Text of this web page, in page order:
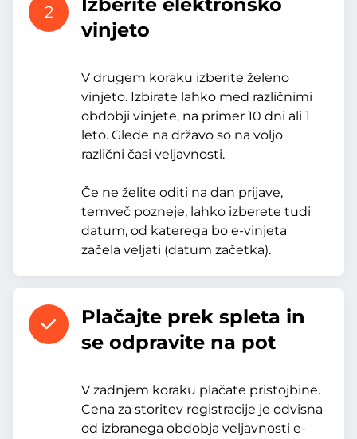
2
vinjeto
V drugem koraku izberite želeno
vinjeto. Izbirate lahko med različnimi
obdobji vinjete, na primer 10 dni ali 1
leto. Glede na državo so na voljo
različni časi veljavnosti.
Če ne želite oditi na dan prijave,
temveč pozneje, lahko izberete tudi
datum, od katerega bo e-vinjeta
začela veljati (datum začetka).
Plačajte prek spleta in
se odpravite na pot
V zadnjem koraku plačate pristojbine.
Cena za storitev registracije je odvisna
od izbranega obdobja veljavnosti e-